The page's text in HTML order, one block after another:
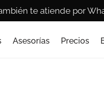
te atiende por
Asesorías Precios